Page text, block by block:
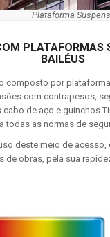
Plataforma
PLATAFORMAS
BAILÉUS
composto por
com contrapesos,
de aço e guinchos
todas as normas de
deste meio de acesso,
de obras, pela sua